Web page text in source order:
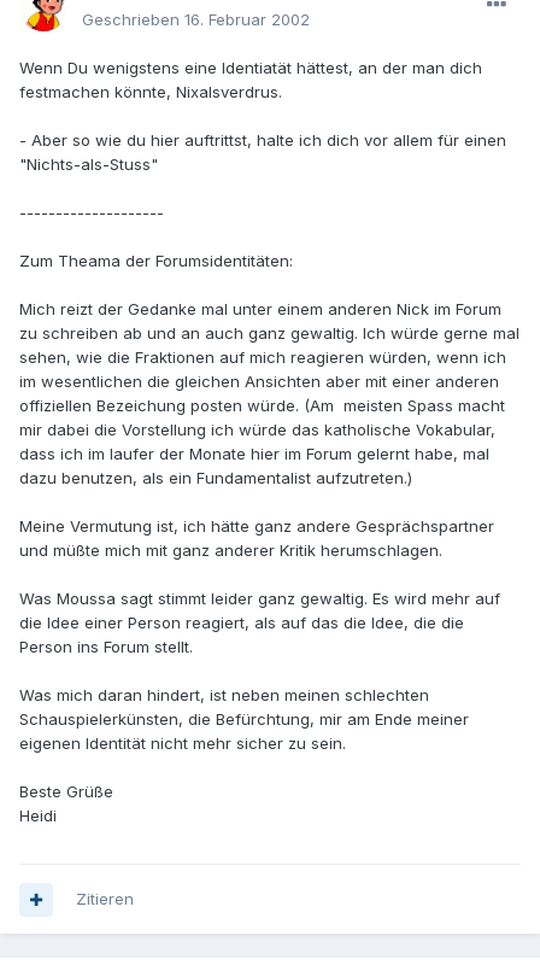
Geschrieben 16. Februar 2002
Wenn Du wenigstens eine Identiatät hättest, an der man dich
festmachen könnte, Nixalsverdrus.
- Aber so wie du hier auftrittst, halte ich dich vor allem für einen
"Nichts-als-Stuss"
--------------------
Zum Theama der Forumsidentitäten:
Mich reizt der Gedanke mal unter einem anderen Nick im Forum
zu schreiben ab und an auch ganz gewaltig. Ich würde gerne mal
sehen, wie die Fraktionen auf mich reagieren würden, wenn ich
im wesentlichen die gleichen Ansichten aber mit einer anderen
offiziellen Bezeichung posten würde. (Am meisten Spass macht
mir dabei die Vorstellung ich würde das katholische Vokabular,
dass ich im laufer der Monate hier im Forum gelernt habe, mal
dazu benutzen, als ein Fundamentalist aufzutreten.)
Meine Vermutung ist, ich hätte ganz andere Gesprächspartner
und müßte mich mit ganz anderer Kritik herumschlagen.
Was Moussa sagt stimmt leider ganz gewaltig. Es wird mehr auf
die Idee einer Person reagiert, als auf das die Idee, die die
Person ins Forum stellt.
Was mich daran hindert, ist neben meinen schlechten
Schauspielerkünsten, die Befürchtung, mir am Ende meiner
eigenen Identität nicht mehr sicher zu sein.
Beste Grüße
Heidi
Zitieren